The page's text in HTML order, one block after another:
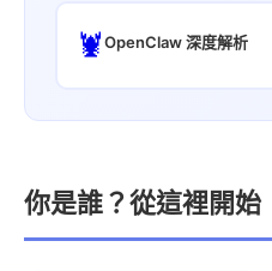
🦞OpenClaw 深度解析
你是誰？從這裡開始